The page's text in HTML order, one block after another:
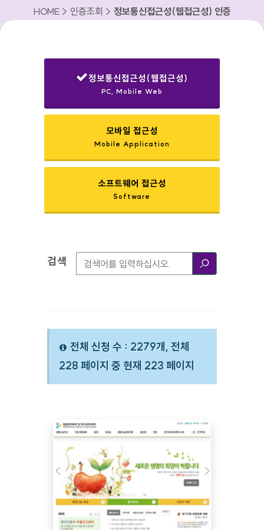
HOME > 인증조회 > 정보통신접근성(웹접근성) 인증
정보통신접근성(웹접근성)
PC, Mobile Web
모바일 접근성
Mobile Application
소프트웨어 접근성
Software
검색옵션
검색
전체 신청 수 : 2279개, 전체
228 페이지 중 현재 223 페이지